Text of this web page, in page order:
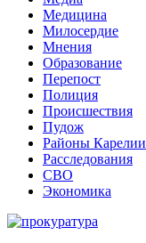
Медицина
Милосердие
Мнения
Образование
Перепост
Полиция
Происшествия
Пудож
Районы Карелии
Расследования
СВО
Экономика